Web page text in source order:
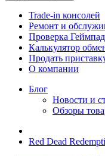
Trade-in консолей
Ремонт и
Проверка
Калькулятор
Продать
О компании
Блог
Новости и
Обзоры
Red Dead